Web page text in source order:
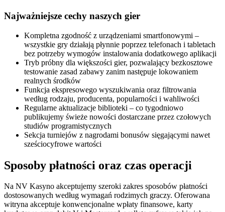
Najważniejsze cechy naszych gier
Kompletna zgodność z urządzeniami smartfonowymi –
wszystkie gry działają płynnie poprzez telefonach i tabletach
bez potrzeby wymogów instalowania dodatkowego aplikacji
Tryb próbny dla większości gier, pozwalający bezkosztowe
testowanie zasad zabawy zanim następuje lokowaniem
realnych środków
Funkcja ekspresowego wyszukiwania oraz filtrowania
według rodzaju, producenta, popularności i wahliwości
Regularne aktualizacje biblioteki – co tygodniowo
publikujemy świeże nowości dostarczane przez czołowych
studiów programistycznych
Sekcja turniejów z nagrodami bonusów sięgającymi nawet
sześciocyfrowe wartości
Sposoby płatności oraz czas operacji
Na NV Kasyno akceptujemy szeroki zakres sposobów płatności
dostosowanych według wymagań rodzimych graczy. Oferowana
witryna akceptuje konwencjonalne wpłaty finansowe, karty